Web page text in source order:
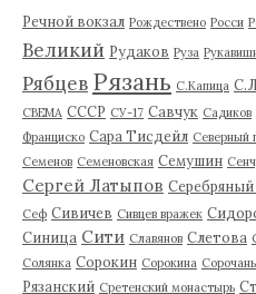
Речной вокзал Рождествено Росси
Великий Рудаков Руза
Рябцев Рязань С.Капица
СВЕМА СССР СУ-17 Савчук Садиков
Франциско Сара Тисдейл Северный
Семенов Семеновская Семушин
Сергей Латыпов Серебряный
Сеф Сивичев Сивцев вражек
Синица Сити Славянов Слетова
Солянка Сорокин Сорокина
Рязанский Сретенский монастырь